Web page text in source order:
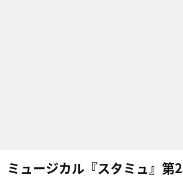
ミュージカル『スタミュ』第